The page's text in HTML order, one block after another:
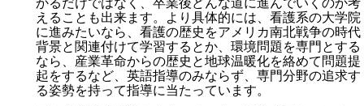
かるだけではなく、卒業後どんな道に進んでいくのか考
えることも出来ます。より具体的には、看護系の大学院
に進みたいなら、看護の歴史をアメリカ南北戦争の時代
背景と関連付けて学習するとか、環境問題を専門とする
なら、産業革命からの歴史と地球温暖化を絡めて問題提
起をするなど、英語指導のみならず、専門分野の追求す
る姿勢を持って指導に当たっています。